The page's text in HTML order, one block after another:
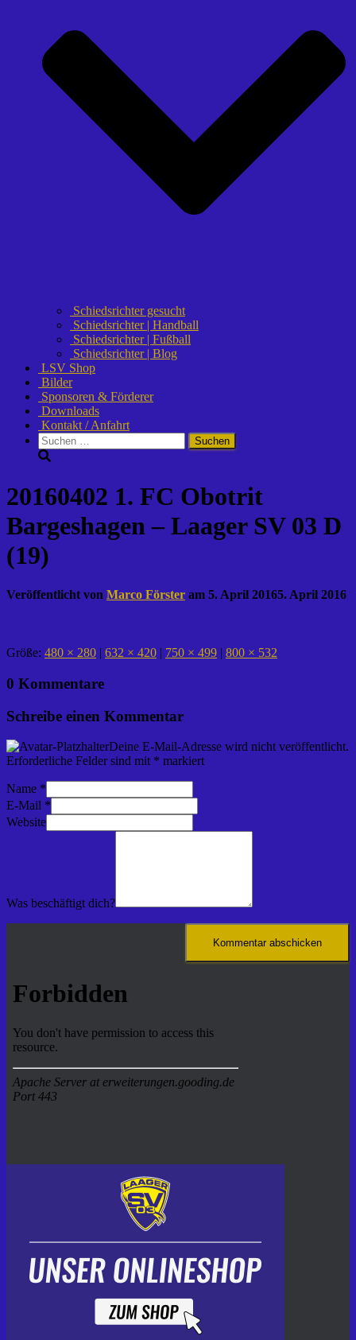
Schiedsrichter gesucht
Schiedsrichter | Handball
Schiedsrichter | Fußball
Schiedsrichter | Blog
LSV Shop
Bilder
Sponsoren & Förderer
Downloads
Kontakt / Anfahrt
Suchen
nach:
20160402 1. FC Obotrit
Bargeshagen – Laager SV 03 D
(19)
Veröffentlicht von Marco Förster am 5. April 20165. April 2016
Größe: 480 × 280 | 632 × 420 | 750 × 499 | 800 × 532
0 Kommentare
Schreibe einen Kommentar
Deine E-Mail-Adresse wird nicht veröffentlicht.
Erforderliche Felder sind mit * markiert
Name *
E-Mail *
Website
Was beschäftigt dich?